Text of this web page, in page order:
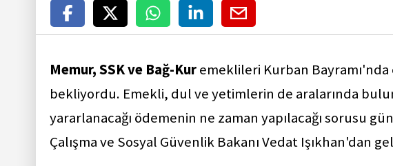
Memur, SSK ve Bağ-Kuremeklileri Kurban
bekliyordu. Emekli, dul ve yetimlerin de aralarında
yararlanacağı ödemenin ne zaman yapılacağı sorusu
Çalışma ve Sosyal Güvenlik Bakanı Vedat Işıkhan'dan